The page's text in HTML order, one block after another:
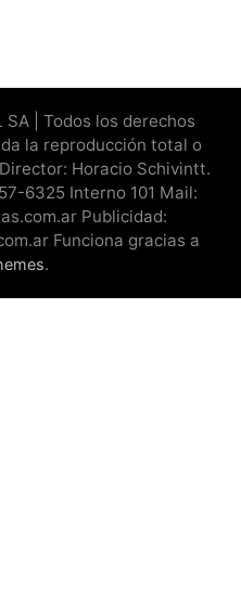
| Todos los derechos
la reproducción total o
Horacio Schivintt.
6325 Interno 101 Mail:
Publicidad:
Funciona gracias a
.